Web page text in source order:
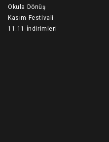
Okula Dönüş
Kasım Festivali
11.11 İndirimleri